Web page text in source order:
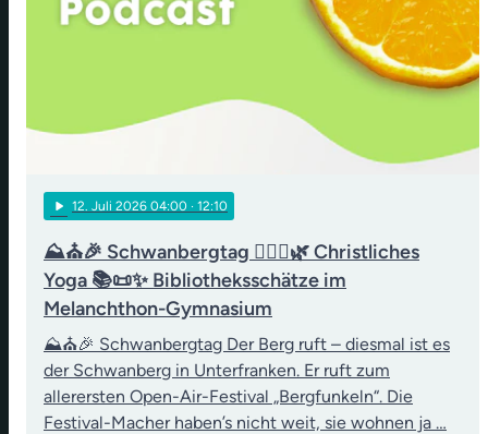
play_arrow 12. Juli 2026 04:00 · 12:10
⛰️⛪🎉 Schwanbergtag 🧘‍♀️✝️🌿 Christliches
Yoga 📚📜✨ Bibliotheksschätze im
Melanchthon-Gymnasium
⛰️⛪🎉 Schwanbergtag Der Berg ruft – diesmal ist es
der Schwanberg in Unterfranken. Er ruft zum
allerersten Open-Air-Festival „Bergfunkeln“. Die
Festival-Macher haben’s nicht weit, sie wohnen ja …